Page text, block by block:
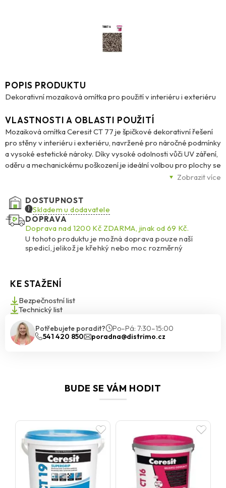
POPIS PRODUKTU
Dekorativní mozaiková omítka pro použití v interiéru i exteriéru
Zobrazit více
VLASTNOSTI A OBLASTI POUŽITÍ
Mozaiková omítka Ceresit CT 77 je špičkové dekorativní řešení
pro stěny v interiéru i exteriéru, navržené pro náročné podmínky
a vysoké estetické nároky. Díky vysoké odolnosti vůči UV záření,
oděru a mechanickému poškození je ideální volbou pro plochy se
zvýšeným zatížením – ať už se jedná o sokly, vstupní portály,
Její transparentní akrylové pojivo s barevným křemičitým
kamenivem o zrnitosti 1,4–2,0 mm vytváří hladký, barevný a
trvanlivý vzhled. Omítka se snadno aplikuje nerezovým
hladítkem, dobře se roztírá i vyhlazuje a po vytvrdnutí je odolná
vůči znečištění a velmi snadno se udržuje.
K dispozici je 48 standardních odstínů, přičemž světlé barvy s
HBW ≥ 25 % doporučujeme pro větší plochy. Tmavé a syté
odstíny se hodí zejména pro menší architektonické detaily. Díky
speciální formuli BioProtect navíc omítka účinně brání růstu
plísní, řas a hub, a to i ve vlhkém prostředí.
Ceresit CT 77 je vhodná pro různé podklady – tradiční omítky,
odolnost, snadnou údržbu a reprezentativní vzhled.
DOSTUPNOST
Skladem u dodavatele
DOPRAVA
Doprava nad 1200 Kč ZDARMA, jinak od 69 Kč.
U tohoto produktu je možná doprava pouze naší
spedicí, jelikož je křehký nebo moc rozměrný
KE STAŽENÍ
Bezpečnostní list
Technický list
Potřebujete poradit?
Po–Pá: 7:30–15:00
541 420 850
poradna@distrimo.cz
BUDE SE VÁM HODIT